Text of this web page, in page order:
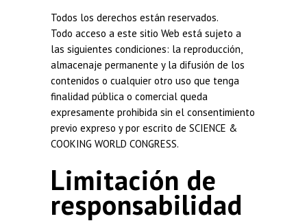
Todos los derechos están reservados.
Todo acceso a este sitio Web está sujeto a
las siguientes condiciones: la reproducción,
almacenaje permanente y la difusión de los
contenidos o cualquier otro uso que tenga
finalidad pública o comercial queda
expresamente prohibida sin el consentimiento
previo expreso y por escrito de SCIENCE &
COOKING WORLD CONGRESS.
Limitación de
responsabilidad